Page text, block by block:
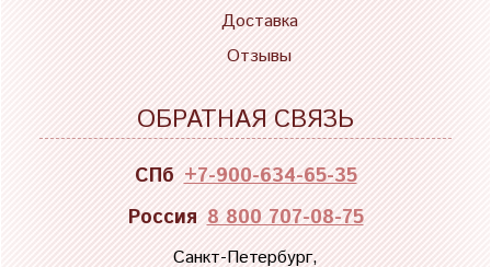
Доставка
Отзывы
ОБРАТНАЯ СВЯЗЬ
СПб +7-900-634-65-35
Россия 8 800 707-08-75
Санкт-Петербург,